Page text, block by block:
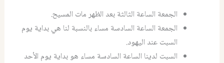
الجمعة الساعة الثالثة بعد الظهر مات المسيح.
الجمعة الساعة السادسة مساء بالنسبة لنا هي بداية يوم
السبت عند اليهود.
السبت لدينا الساعة السادسة مساء هو بداية يوم الأحد